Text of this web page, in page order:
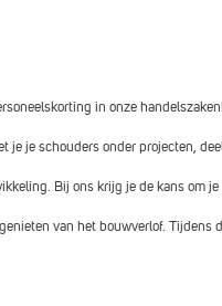
Benny
Mario
in onze
je je schouders onder projecten,
Bij ons krijg je de kans om
van het bouwverlof. Tijdens